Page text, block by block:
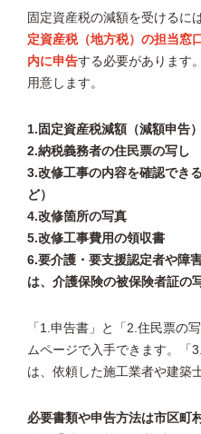
固定資産税の減額を受けるには
定資産税（地方税）の担当窓
内に申告する必要があります
用意します。
1.固定資産税減額（減額申告
2.納税義務者の住民票の写し
3.改修工事の内容を確認でき
ど）
4.改修箇所の写真
5.改修工事費用の領収書
6.要介護・要支援認定者や障
は、介護保険の被保険者証の
「1.申告書」と「2.住民票の
ムページで入手できます。「
は、依頼した施工業者や建築
必要書類や申告方法は市区町